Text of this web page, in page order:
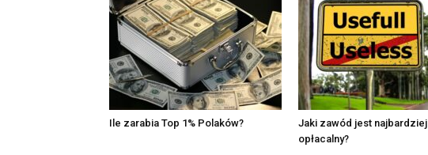
Ile zarabia Top 1% Polaków?
Jaki zawód jest najbardziej
opłacalny?